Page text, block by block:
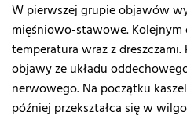
W pierwszej grupie objawów
mięśniowo-stawowe.
temperatura wraz z
objawy ze układu
nerwowego. Na początku
później przekształca się w